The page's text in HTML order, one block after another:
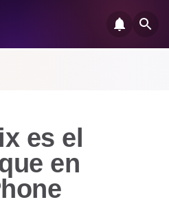
es el
en